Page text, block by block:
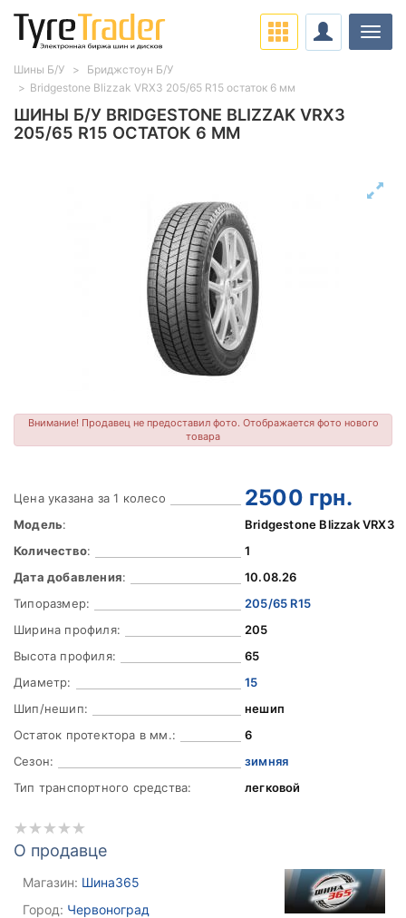
ШИНЫ Б/У BRIDGESTONE BLIZZAK VRX3
205/65 R15 ОСТАТОК 6 ММ
Внимание! Продавец не предоставил фото. Отображается фото нового
товара
Цена указана за 1 колесо 2500 грн.
Модель:
Bridgestone Blizzak VRX3
Количество:
1
Дата добавления:
10.08.26
Типоразмер:
205/65 R15
Ширина профиля:
205
Высота профиля:
65
Диаметр:
15
Шип/нешип:
нешип
Остаток протектора в мм.:
6
Сезон:
зимняя
Тип транспортного средства:
легковой
О продавце
Магазин: Шина365
Город: Червоноград
Шины Б/У
Бриджстоун Б/У
Bridgestone Blizzak VRX3 205/65 R15 остаток 6 мм